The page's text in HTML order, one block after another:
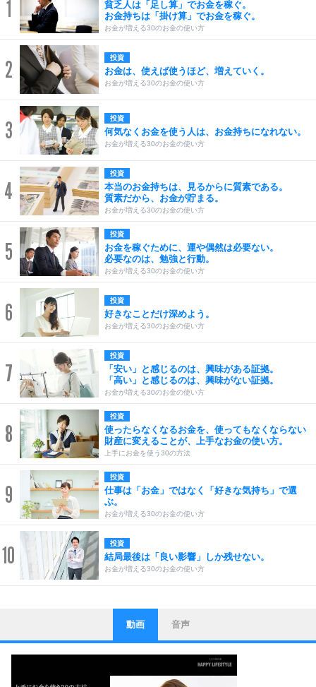
1
貧乏人は「足し算」でお金を稼ぐ。
お金持ちは「掛け算」でお金を稼ぐ。
お金が増える30のお金の使い方
2 投資
お金は、使えば使うほど、増えていく。
お金が増える30のお金の使い方
3 投資
何気なくお金を使う人は、お金持ちになれない。
お金が増える30のお金の使い方
4
投資
本当のお金持ちは、見るからに質素である。
質素だから、お金が貯まる。
お金が増える30のお金の使い方
5
投資
お金を稼ぐために、運や偶然は必要ない。
必要なのは、勉強と行動。
お金が増える30のお金の使い方
6 投資
好きなことだけ深めよう。
お金が増える30のお金の使い方
7
投資
「安い」と感じるのは、興味がある証拠。
「高い」と感じるのは、興味がない証拠。
お金が増える30のお金の使い方
8
投資
使ったらなくなるお金を、使ってもなくならない
財産に変えることが、上手なお金の使い方。
上手にお金を使う30の方法
9
投資
仕事は「お金」ではなく「好きな気持ち」で選
ぶ。
お金が増える30のお金の使い方
10 投資
結局最後は「良い影響」しか残せない。
お金が増える30のお金の使い方
1
ストレス対策
他人と比べない。
いっそのこと、他人を見ない。
いらいらしない人になる30の方法
動画 音声